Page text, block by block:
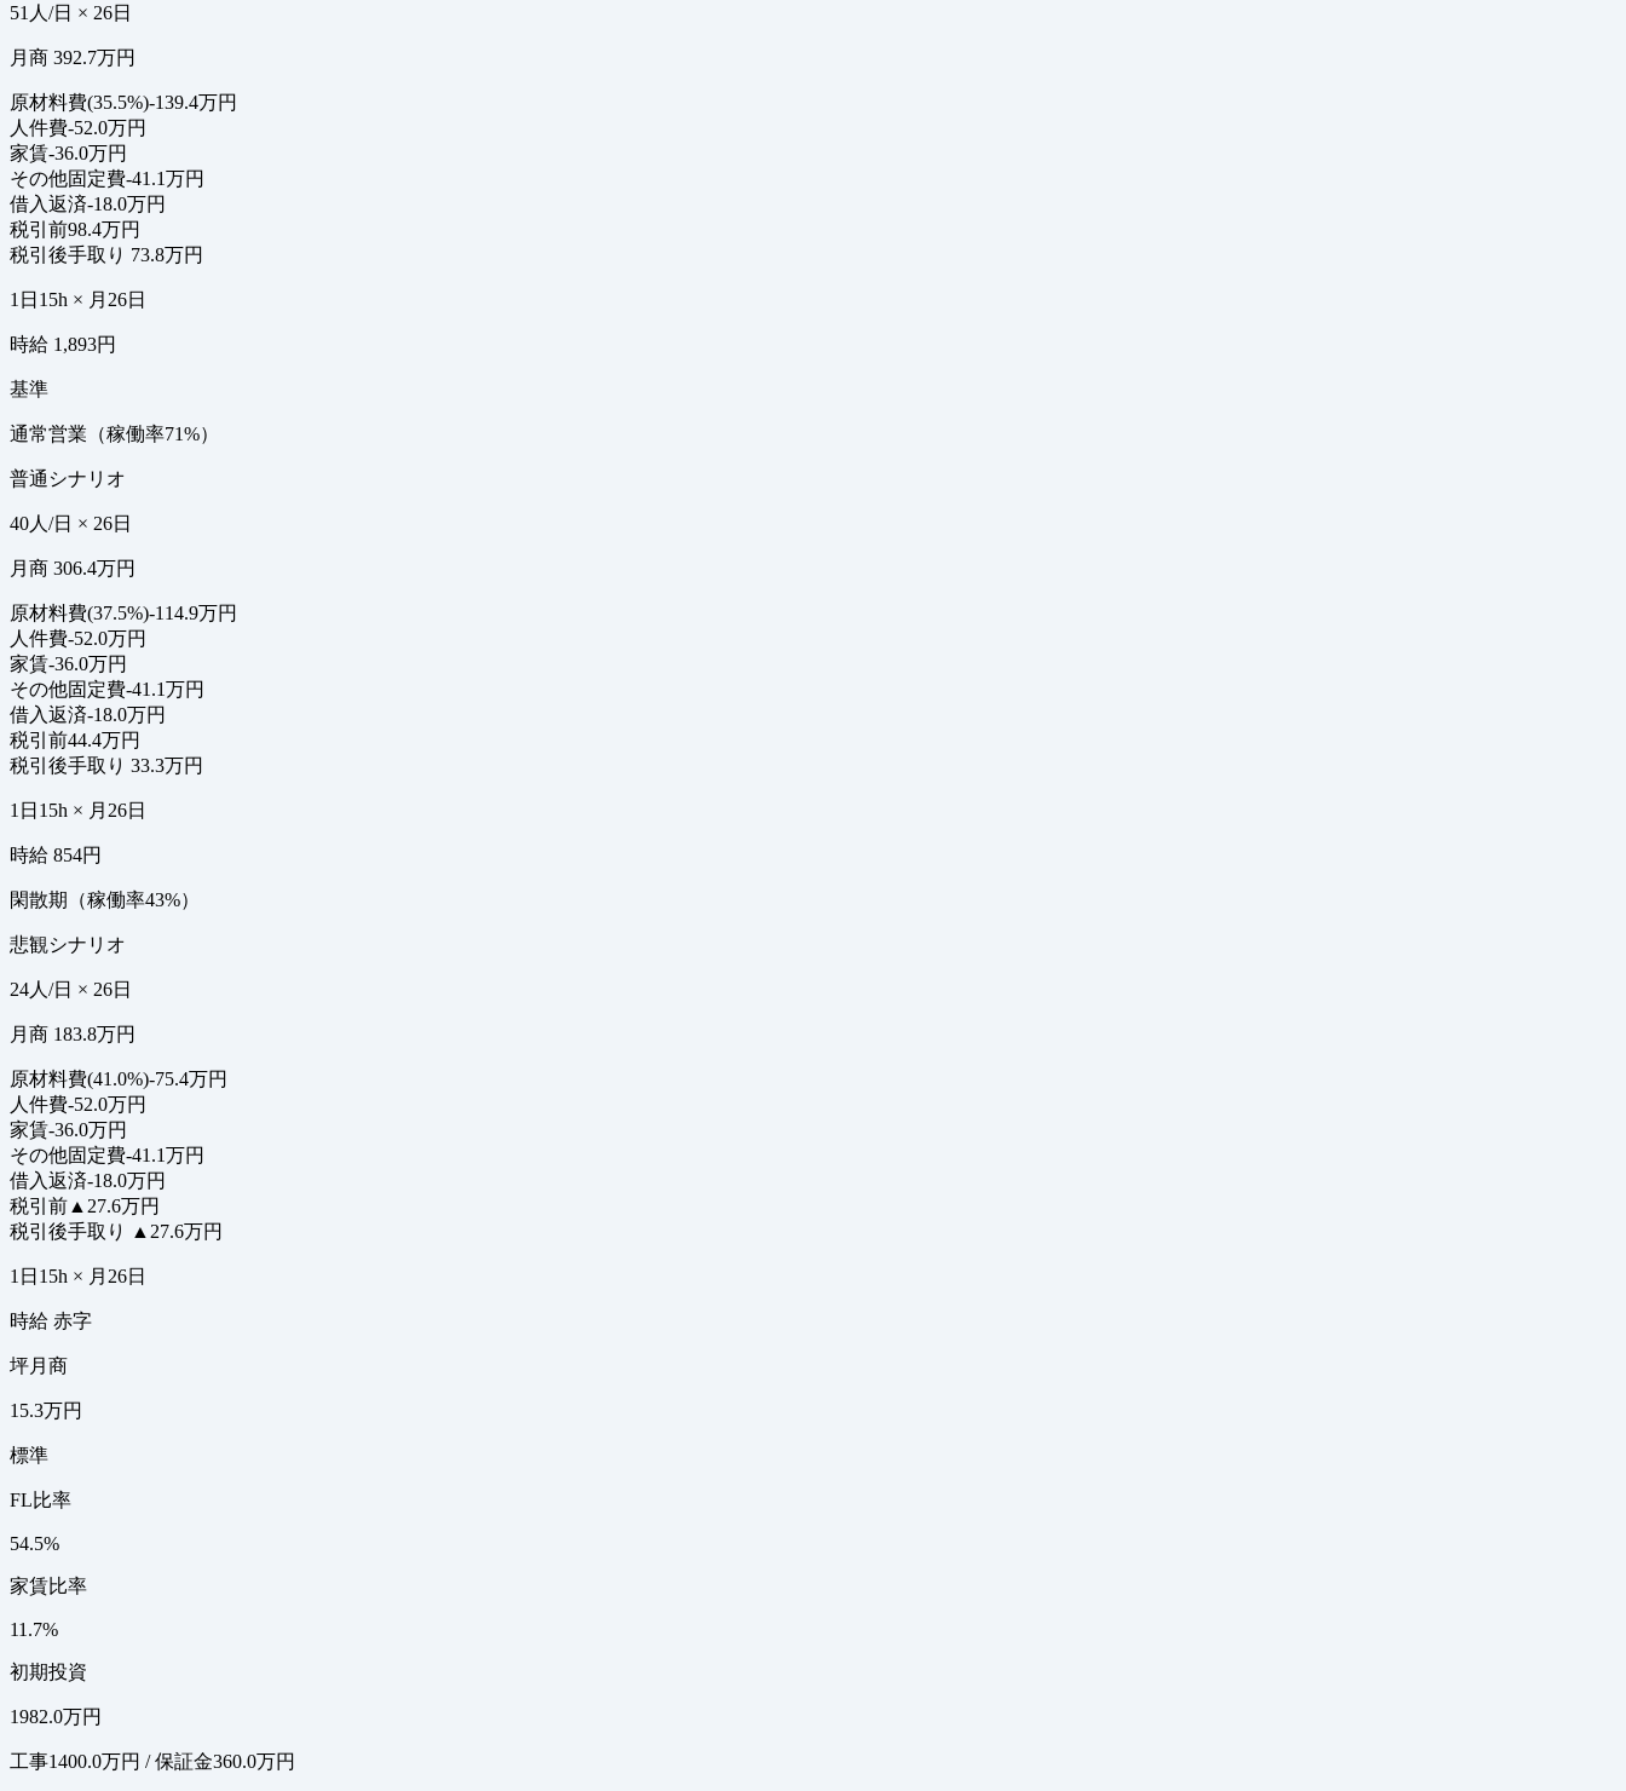
51人/日 × 26日
月商 392.7万円
原材料費(35.5%)-139.4万円
人件費-52.0万円
家賃-36.0万円
その他固定費-41.1万円
借入返済-18.0万円
税引前98.4万円
税引後手取り 73.8万円
1日15h × 月26日
時給 1,893円
基準
通常営業（稼働率71%）
普通シナリオ
40人/日 × 26日
月商 306.4万円
原材料費(37.5%)-114.9万円
人件費-52.0万円
家賃-36.0万円
その他固定費-41.1万円
借入返済-18.0万円
税引前44.4万円
税引後手取り 33.3万円
1日15h × 月26日
時給 854円
閑散期（稼働率43%）
悲観シナリオ
24人/日 × 26日
月商 183.8万円
原材料費(41.0%)-75.4万円
人件費-52.0万円
家賃-36.0万円
その他固定費-41.1万円
借入返済-18.0万円
税引前 ▲27.6万円
税引後手取り
▲27.6万円
1日15h × 月26日
時給 赤字
坪月商
15.3万円
標準
FL比率
54.5%
家賃比率
11.7%
初期投資
1982.0万円
工事1400.0万円 / 保証金360.0万円